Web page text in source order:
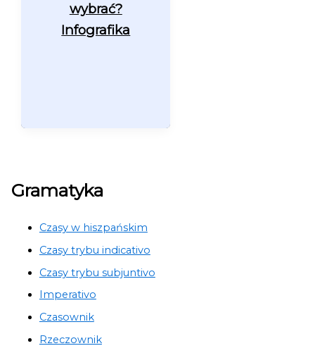
Gramatyka
Czasy w hiszpańskim
Czasy trybu indicativo
Czasy trybu subjuntivo
Imperativo
Czasownik
Rzeczownik
wybrać?
Infografika